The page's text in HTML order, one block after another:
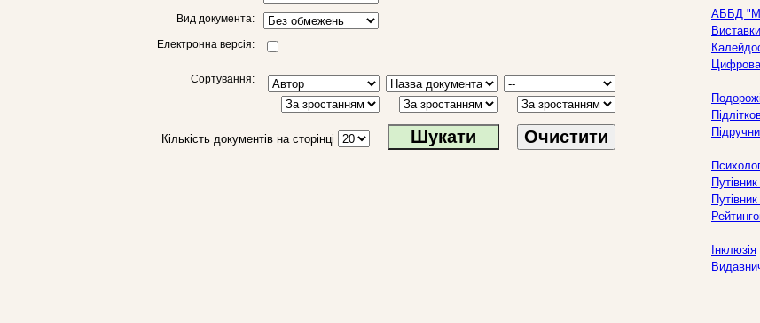
Вид документа:
Електронна версія:
Сортування:
Кількість документів на сторінці Очистити
АББД
Виставки
Цифрова
Інклюзія